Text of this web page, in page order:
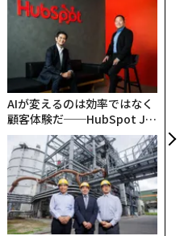
AIが変えるのは効率ではなく
顧客体験だ──HubSpot Ja
panが語る「Grow Better」
な組織のつくり方